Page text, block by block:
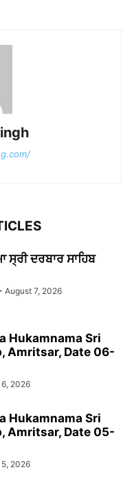
ਸ੍ਰੀ ਦਰਬਾਰ ਸਾਹਿਬ
August 7, 2026
Hukamnama Sri
Amritsar, Date 06-
2026
Hukamnama Sri
Amritsar, Date 05-
2026